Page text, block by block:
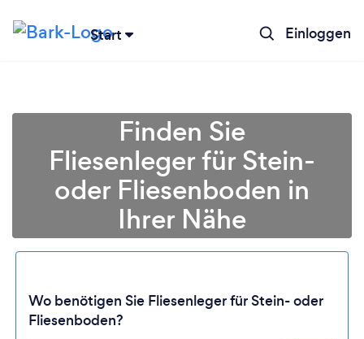
Start Einloggen
Lädt ...
Finden Sie
Fliesenleger für Stein-
oder Fliesenboden in
Ihrer Nähe
Wo benötigen Sie Fliesenleger für Stein- oder
Fliesenboden?